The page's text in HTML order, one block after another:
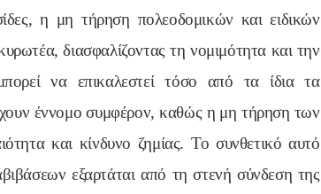
η μη τήρηση πολεοδομικών και ειδικών
διασφαλίζοντας τη νομιμότητα και την
να επικαλεστεί τόσο από τα ίδια τα
έννομο συμφέρον, καθώς η μη τήρηση των
και κίνδυνο ζημίας. Το συνθετικό αυτό
εξαρτάται από τη στενή σύνδεση της